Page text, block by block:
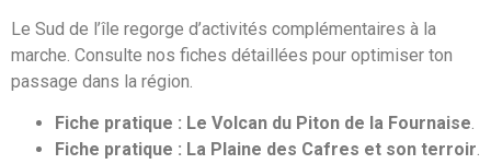
Le Sud de l’île regorge d’activités complémentaires à la
marche. Consulte nos fiches détaillées pour optimiser ton
passage dans la région.
Fiche pratique : Le Volcan du Piton de la Fournaise.
Fiche pratique : La Plaine des Cafres et son terroir.